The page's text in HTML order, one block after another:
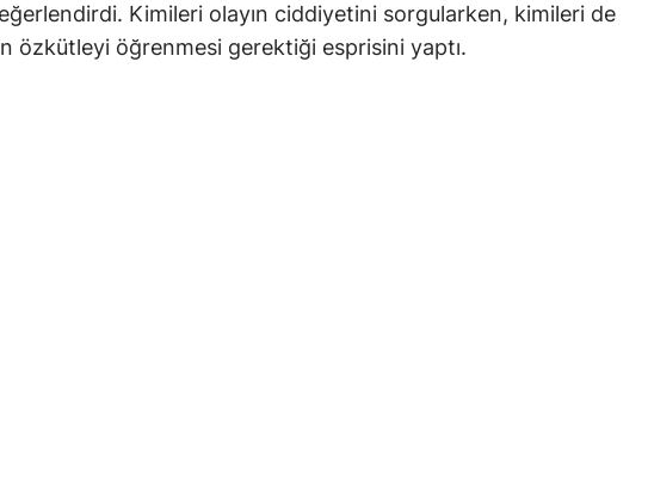
Kimileri olayın ciddiyetini sorgularken, kimileri de
özkütleyi öğrenmesi gerektiği esprisini yaptı.